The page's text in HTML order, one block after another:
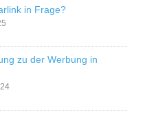
in Frage?
zu der Werbung in